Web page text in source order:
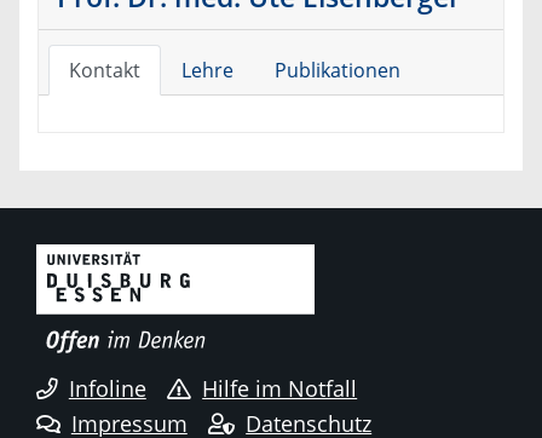
Kontakt Lehre Publikationen
Infoline
Hilfe im Notfall
Impressum
Datenschutz